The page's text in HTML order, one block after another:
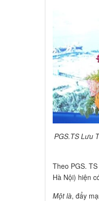
PGS.TS Lưu
Theo PGS.
Hà Nội) hiện
Một là, đẩy